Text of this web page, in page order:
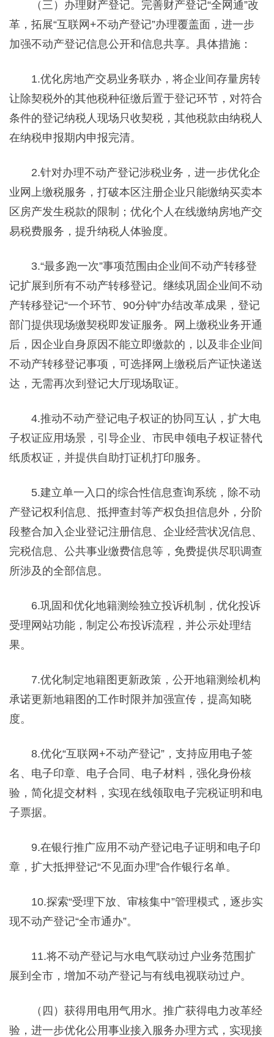
（三）办理财产登记。完善财产登记“全网通”改
革，拓展“互联网+不动产登记”办理覆盖面，进一步
加强不动产登记信息公开和信息共享。具体措施：
1.优化房地产交易业务联办，将企业间存量房转
让除契税外的其他税种征缴后置于登记环节，对符合
条件的登记纳税人现场只收契税，其他税款由纳税人
在纳税申报期内申报完清。
2.针对办理不动产登记涉税业务，进一步优化企
业网上缴税服务，打破本区注册企业只能缴纳买卖本
区房产发生税款的限制；优化个人在线缴纳房地产交
易税费服务，提升纳税人体验度。
3.“最多跑一次”事项范围由企业间不动产转移登
记扩展到所有不动产转移登记。继续巩固企业间不动
产转移登记“一个环节、90分钟”办结改革成果，登记
部门提供现场缴契税即发证服务。网上缴税业务开通
后，因企业自身原因不能立即缴款的，以及非企业间
不动产转移登记事项，可选择网上缴税后产证快递送
达，无需再次到登记大厅现场取证。
4.推动不动产登记电子权证的协同互认，扩大电
子权证应用场景，引导企业、市民申领电子权证替代
纸质权证，并提供自助打证机打印服务。
5.建立单一入口的综合性信息查询系统，除不动
产登记权利信息、抵押查封等产权负担信息外，分阶
段整合加入企业登记注册信息、企业经营状况信息、
完税信息、公共事业缴费信息等，免费提供尽职调查
所涉及的全部信息。
6.巩固和优化地籍测绘独立投诉机制，优化投诉
受理网站功能，制定公布投诉流程，并公示处理结
果。
7.优化制定地籍图更新政策，公开地籍测绘机构
承诺更新地籍图的工作时限并加强宣传，提高知晓
度。
8.优化“互联网+不动产登记”，支持应用电子签
名、电子印章、电子合同、电子材料，强化身份核
验，简化提交材料，实现在线领取电子完税证明和电
子票据。
9.在银行推广应用不动产登记电子证明和电子印
章，扩大抵押登记“不见面办理”合作银行名单。
10.探索“受理下放、审核集中”管理模式，逐步实
现不动产登记“全市通办”。
11.将不动产登记与水电气联动过户业务范围扩
展到全市，增加不动产登记与有线电视联动过户。
（四）获得用电用气用水。推广获得电力改革经
验，进一步优化公用事业接入服务办理方式，实现接